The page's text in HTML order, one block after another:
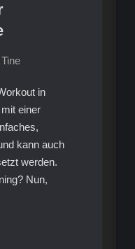
Tine
in
einer
kann auch
werden.
Nun,